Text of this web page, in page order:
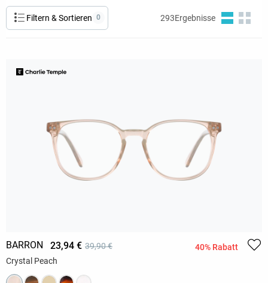
Filtern & Sortieren 0 293Ergebnisse
BARRON 23,94 € 39,90 €
40% Rabatt
Crystal Peach